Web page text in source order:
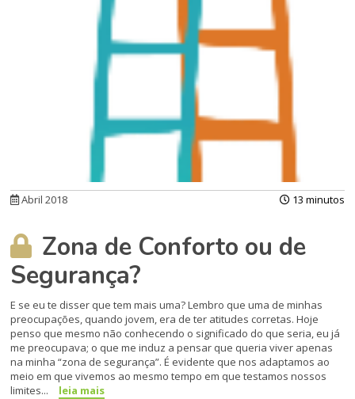
Abril 2018 13 minutos
Zona de Conforto ou de
Segurança?
E se eu te disser que tem mais uma? Lembro que uma de minhas
preocupações, quando jovem, era de ter atitudes corretas. Hoje
penso que mesmo não conhecendo o significado do que seria, eu já
me preocupava; o que me induz a pensar que queria viver apenas
na minha “zona de segurança”. É evidente que nos adaptamos ao
meio em que vivemos ao mesmo tempo em que testamos nossos
limites...
leia mais